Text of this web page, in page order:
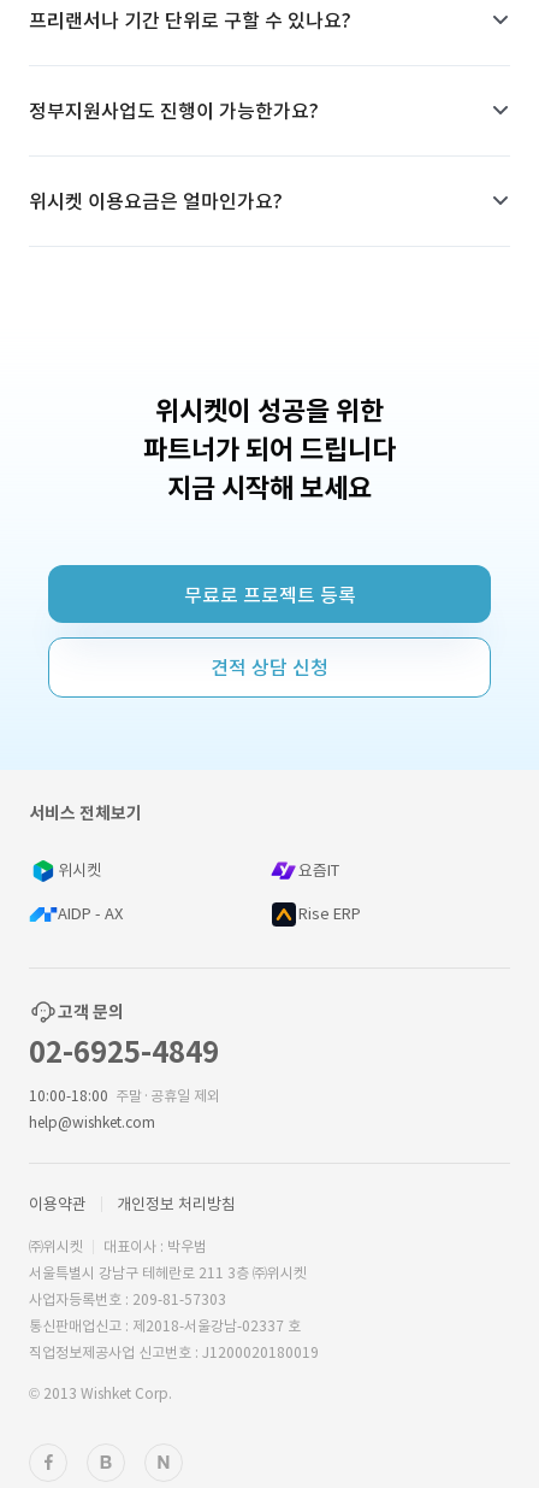
프리랜서나 기간 단위로 구할 수 있나요?
정부지원사업도 진행이 가능한가요?
위시켓 이용요금은 얼마인가요?
위시켓이 성공을 위한
파트너가 되어 드립니다
지금 시작해 보세요
무료로 프로젝트 등록
견적 상담 신청
서비스 전체보기
위시켓 요즘IT
AIDP - AX Rise ERP
고객 문의
02-6925-4849
10:00-18:00 주말·공휴일 제외
help@wishket.com
이용약관 개인정보 처리방침
㈜위시켓
대표이사 : 박우범
서울특별시 강남구 테헤란로 211 3층 ㈜위시켓
사업자등록번호 : 209-81-57303
통신판매업신고 : 제2018-서울강남-02337 호
직업정보제공사업 신고번호 : J1200020180019
© 2013 Wishket Corp.